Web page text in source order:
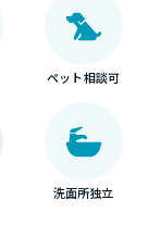
ペット相談可
洗面所独立